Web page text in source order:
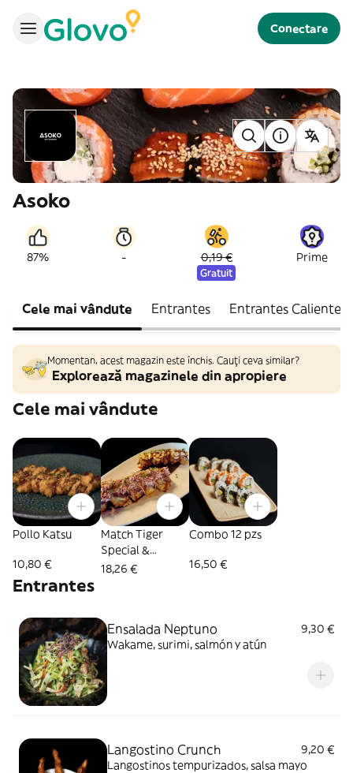
Conectare
Asoko
87% - 0,19 €
Gratuit
Prime
Cele mai vândute Entrantes Entrantes Calientes
Momentan, acest magazin este închis. Cauți ceva similar?
Explorează magazinele din apropiere
Cele mai vândute
Pollo Katsu
10,80 €
Match Tiger
Special &
Yokohama
18,26 €
Combo 12 pzs
16,50 €
Entrantes
Ensalada Neptuno
9,30 €
Wakame, surimi, salmón y atún
Langostino Crunch
9,20 €
Langostinos tempurizados, salsa mayo